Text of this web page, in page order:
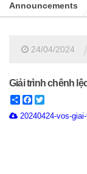
Announcements
24/04/2024
Giải trình chênh
ShareFacebook
20240424-vos-